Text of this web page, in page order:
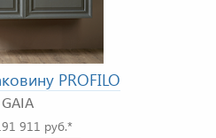
PROFILO
GAIA
911 руб.*